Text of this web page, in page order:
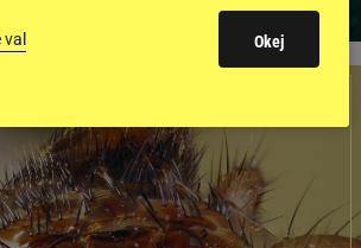
val Okej